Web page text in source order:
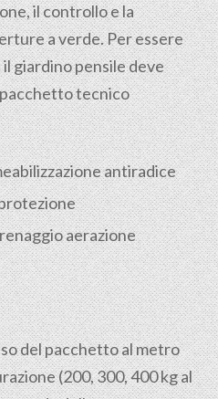
il controllo e la
a verde. Per essere
giardino pensile deve
tecnico
antiradice
aerazione
del pacchetto al metro
(200, 300, 400 kg al